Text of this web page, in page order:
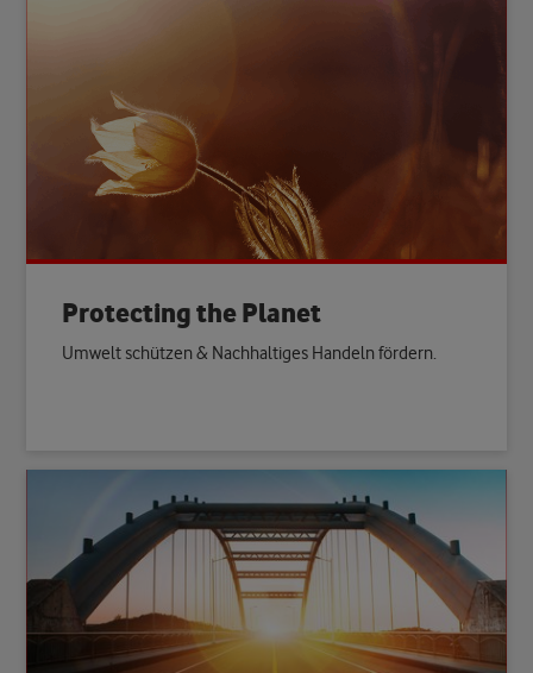
Protecting the Planet
Umwelt schützen & Nachhaltiges Handeln fördern.